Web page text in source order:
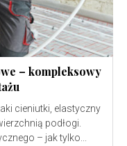
– kompleksowy
cieniutki, elastyczny
podłogi.
– jak tylko...